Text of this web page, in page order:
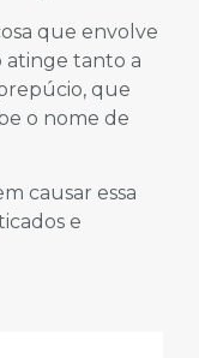
que envolve
atinge tanto a
que
o nome de
causar essa
e